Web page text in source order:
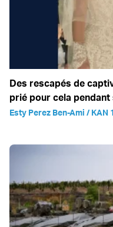
Des rescapés de
prié pour cela
Esty Perez Ben-Ami / KAN